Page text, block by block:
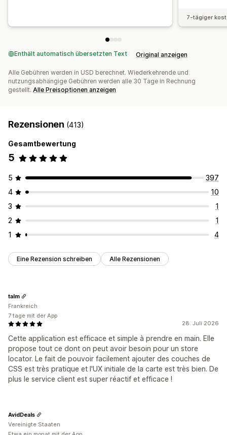
7-tägiger
Enthält automatisch übersetzten Text Original anzeigen
Alle Gebühren werden in USD berechnet. Wiederkehrende und
nutzungsabhängige Gebühren werden alle 30 Tage in Rechnung
gestellt. Alle Preisoptionen anzeigen
Rezensionen (413)
Gesamtbewertung
5
5
397
4
10
3
1
2
1
1
4
Eine Rezension schreiben Alle Rezensionen
28. Juli 2026
Cette application est efficace et simple à prendre en main. Elle
propose tout ce dont on peut avoir besoin pour un store
locator. Le fait de pouvoir facilement ajouter des couches de
CSS est très pratique et l'UX initiale de la carte est très bien. De
plus le service client est super réactif et efficace !
talm
Frankreich
7 tage mit der App
AvidDeals
Vereinigte Staaten